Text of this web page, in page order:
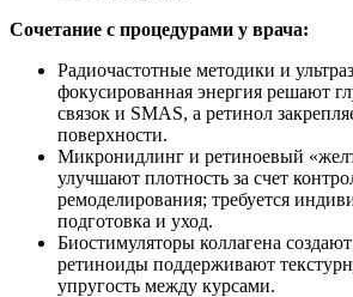
Сочетание с процедурами у врача:
Радиочастотные методики и
фокусированная энергия решают
связок и SMAS, а ретинол
поверхности.
Микронидлинг и ретиноевый
улучшают плотность за счет
ремоделирования; требуется
подготовка и уход.
Биостимуляторы коллагена
ретиноиды поддерживают
упругость между курсами.